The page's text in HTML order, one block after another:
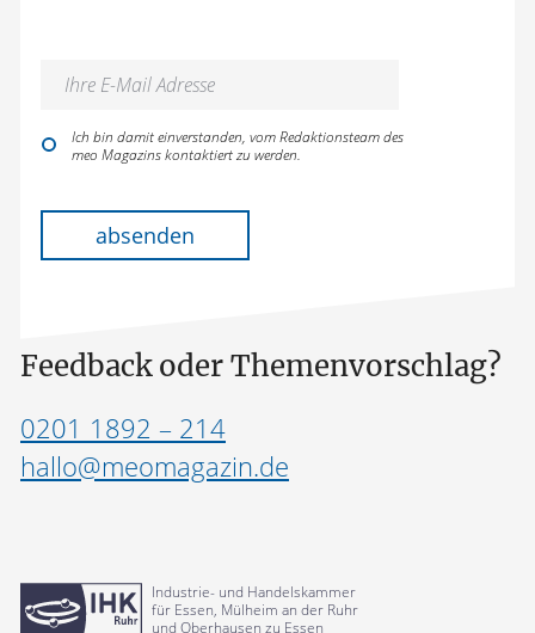
Ich bin damit einverstanden, vom Redaktionsteam des
meo Magazins kontaktiert zu werden.
absenden
Feedback oder Themenvorschlag?
0201 1892 – 214
hallo@meomagazin.de
Industrie- und Handelskammer
für Essen, Mülheim an der Ruhr
und Oberhausen zu Essen